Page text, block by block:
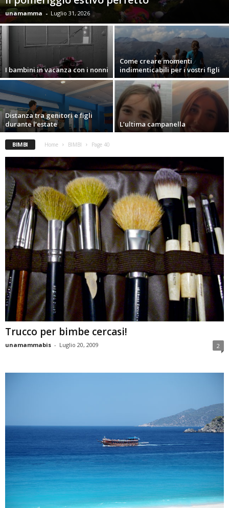
unamamma - Luglio 31, 2026
I bambini in vacanza con i nonni
Come creare momenti
indimenticabili per i vostri figli
Distanza tra genitori e figli
durante l’estate
L’ultima campanella
BIMBI Home BIMBI Page 40
Trucco per bimbe cercasi!
unamammabis - Luglio 20, 2009 2